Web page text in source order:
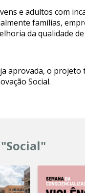
e adultos com
famílias,
da qualidade
aprovada, o
Social.